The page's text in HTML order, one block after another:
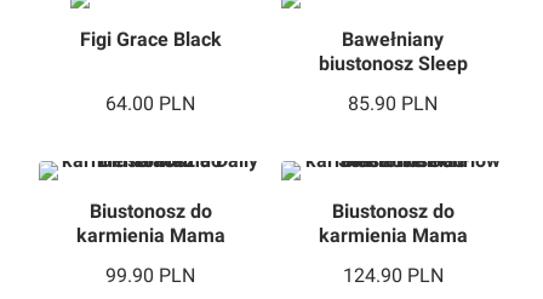
Figi Grace Black
64.00 PLN
Bawełniany
biustonosz Sleep
85.90 PLN
Biustonosz do
karmienia Mama
99.90 PLN
Biustonosz do
karmienia Mama
Gold
124.90 PLN